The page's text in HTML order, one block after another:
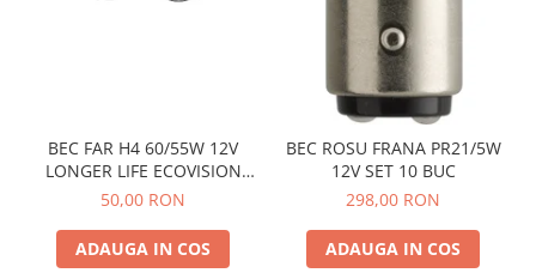
BEC FAR H4 60/55W 12V
LONGER LIFE ECOVISION
PHILIPS
50,00 RON
ADAUGA IN COS
BEC ROSU FRANA PR21/5W
12V SET 10 BUC
298,00 RON
ADAUGA IN COS